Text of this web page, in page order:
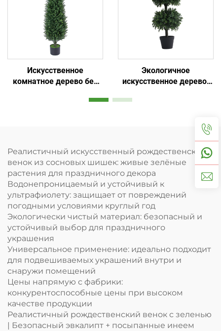
Искусственное
комнатное дерево без
Экологичное
искусственное дерево:
Реалистичный искусственный рождественский
венок из сосновых шишек: живые зелёные
растения для праздничного декора
Водонепроницаемый и устойчивый к
ультрафиолету: защищает от повреждений
погодными условиями круглый год
Экологически чистый материал: безопасный и
устойчивый выбор для праздничного
украшения
Универсальное применение: идеально подходит
для подвешиваемых украшений внутри и
снаружи помещений
Цены напрямую с фабрики:
конкурентоспособные цены при высоком
качестве продукции
Реалистичный рождественский венок с зеленью
| Безопасный эвкалипт + посыпанные инеем